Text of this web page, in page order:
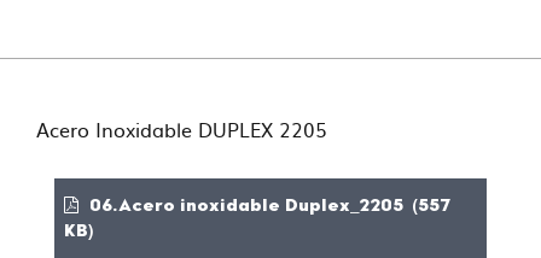
Acero Inoxidable DUPLEX 2205
06.Acero inoxidable Duplex_2205 (557
KB)